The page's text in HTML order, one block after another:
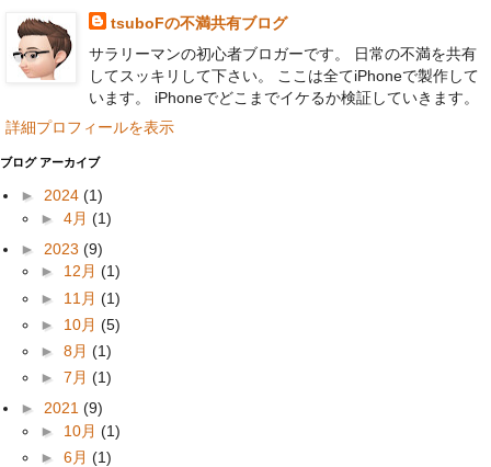
tsuboFの不満共有ブログ
サラリーマンの初心者ブロガーです。 日常の不満を共有
してスッキリして下さい。 ここは全てiPhoneで製作して
います。 iPhoneでどこまでイケるか検証していきます。
詳細プロフィールを表示
ブログ アーカイブ
► 2024 (1)
► 4月 (1)
► 2023 (9)
► 12月 (1)
► 11月 (1)
► 10月 (5)
► 8月 (1)
► 7月 (1)
► 2021 (9)
► 10月 (1)
► 6月 (1)